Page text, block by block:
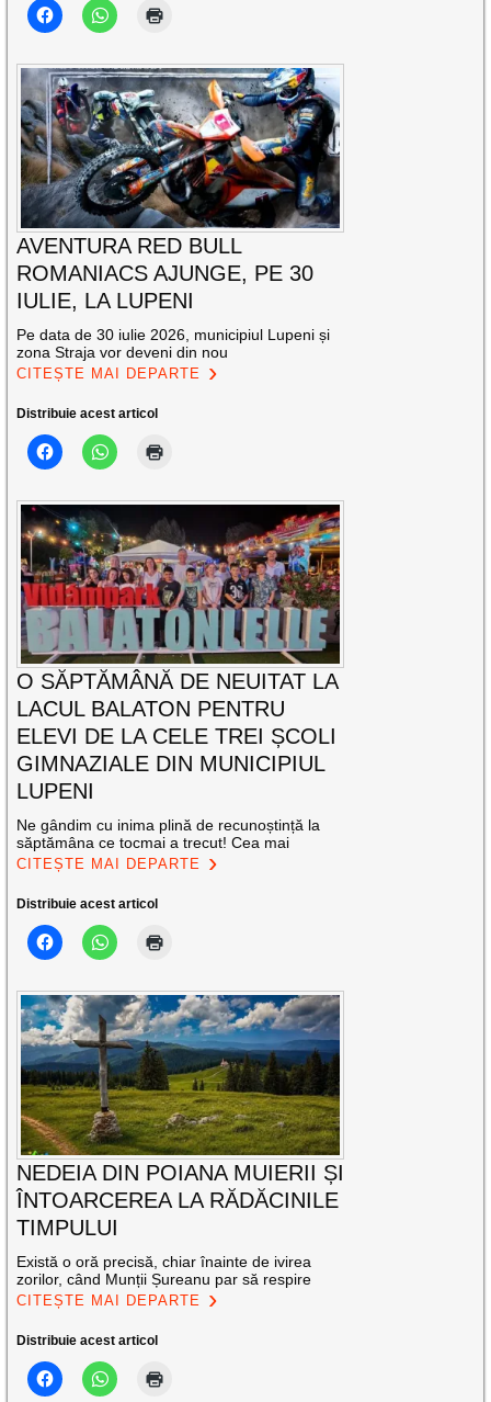
AVENTURA RED BULL
ROMANIACS AJUNGE, PE 30
IULIE, LA LUPENI
Pe data de 30 iulie 2026, municipiul Lupeni și
zona Straja vor deveni din nou
CITEȘTE MAI DEPARTE
Distribuie acest articol
O SĂPTĂMÂNĂ DE NEUITAT LA
LACUL BALATON PENTRU
ELEVI DE LA CELE TREI ȘCOLI
GIMNAZIALE DIN MUNICIPIUL
LUPENI
Ne gândim cu inima plină de recunoștință la
săptămâna ce tocmai a trecut! Cea mai
CITEȘTE MAI DEPARTE
Distribuie acest articol
NEDEIA DIN POIANA MUIERII ȘI
ÎNTOARCEREA LA RĂDĂCINILE
TIMPULUI
Există o oră precisă, chiar înainte de ivirea
zorilor, când Munții Șureanu par să respire
CITEȘTE MAI DEPARTE
Distribuie acest articol